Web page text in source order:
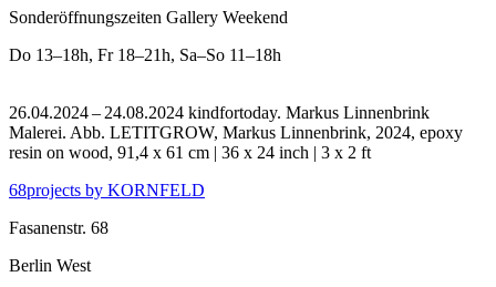
Sonderöffnungszeiten Gallery Weekend
Do 13–18h, Fr 18–21h, Sa–So 11–18h
26.04.2024 – 24.08.2024 kindfortoday. Markus Linnenbrink
Malerei. Abb. LETITGROW, Markus Linnenbrink, 2024, epoxy
resin on wood, 91,4 x 61 cm | 36 x 24 inch | 3 x 2 ft
68projects by KORNFELD
Fasanenstr. 68
Berlin West